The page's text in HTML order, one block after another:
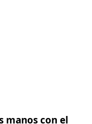
manos con el